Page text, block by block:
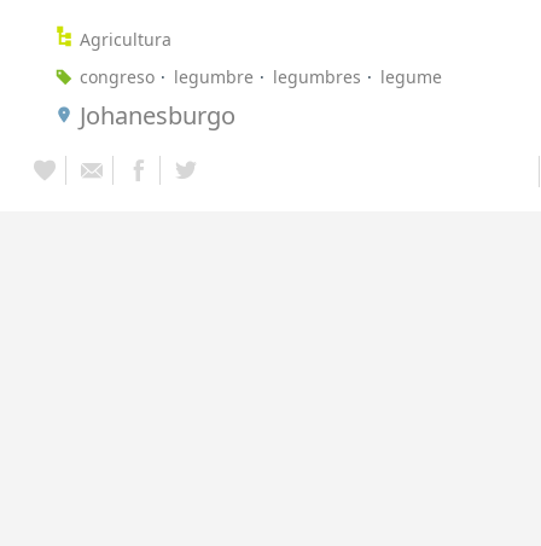
Agricultura
congreso
legumbre legumbres legume
Johanesburgo